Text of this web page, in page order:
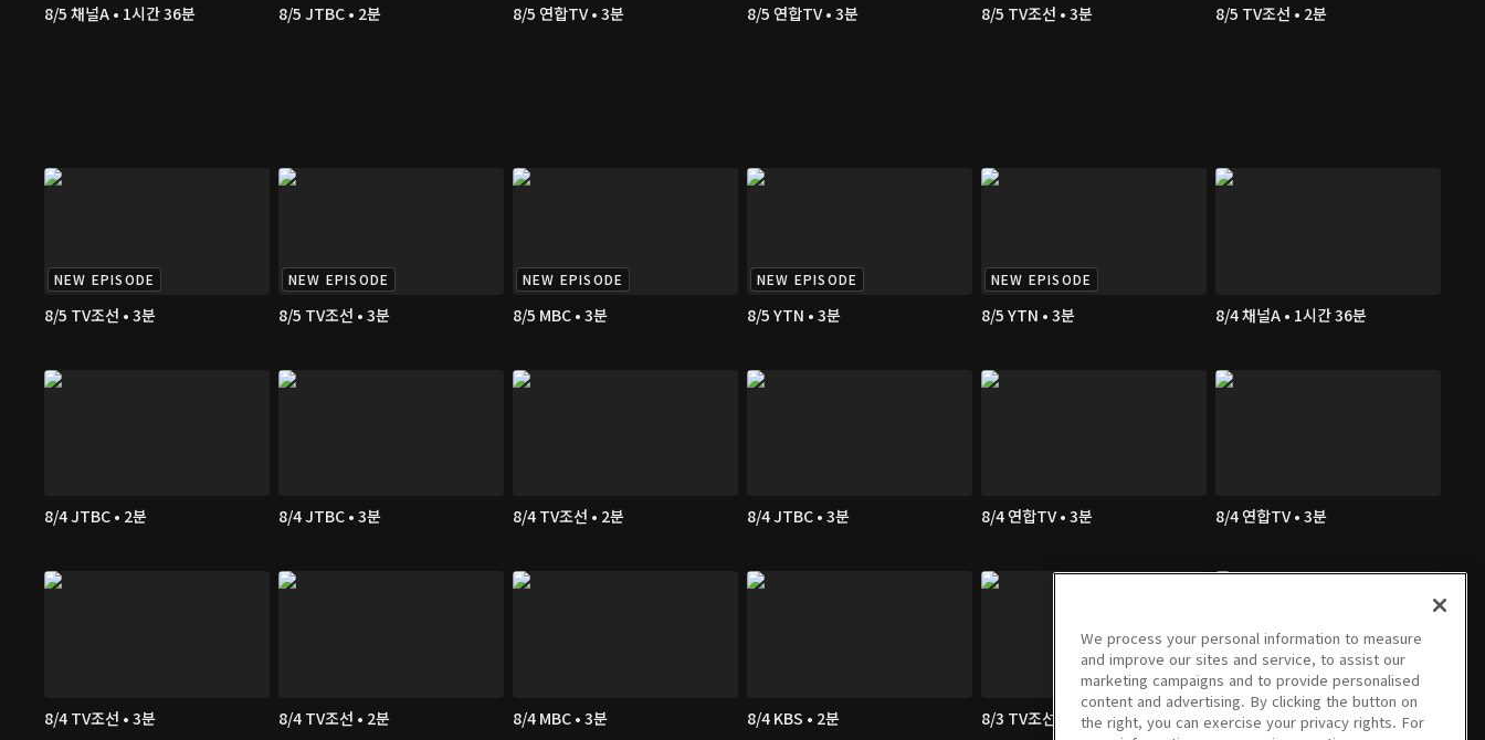
8/5 채널A • 1시간 36분 8/5 JTBC • 2분 8/5 연합TV • 3분 8/5 연합TV • 3분 8/5 TV조선 • 3분 8/5 TV조선 • 2분
NEW EPISODE
8/5 TV조선 • 3분
NEW EPISODE
8/5 TV조선 • 3분
NEW EPISODE
8/5 MBC • 3분
NEW EPISODE
8/5 YTN • 3분
NEW EPISODE
8/5 YTN • 3분 8/4 채널A • 1시간 36분
8/4 JTBC • 2분 8/4 JTBC • 3분 8/4 TV조선 • 2분 8/4 JTBC • 3분 8/4 연합TV • 3분 8/4 연합TV • 3분
8/4 TV조선 • 3분 8/4 TV조선 • 2분 8/4 MBC • 3분 8/4 KBS • 2분 8/3 TV조선 • 3분 8/3 채널A • 1시간 36분
We process your personal information to measure
and improve our sites and service, to assist our
marketing campaigns and to provide personalised
content and advertising. By clicking the button on
the right, you can exercise your privacy rights. For